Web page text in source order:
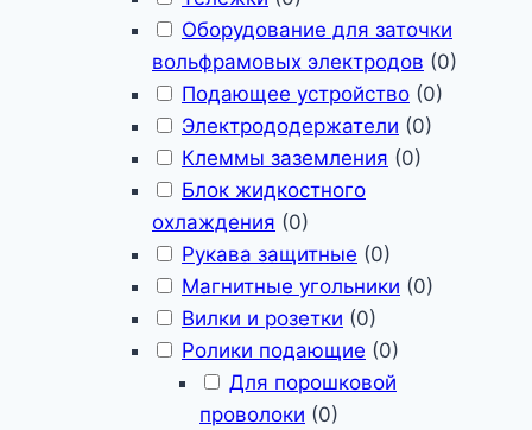
Оборудование для заточки
вольфрамовых электродов (0)
Подающее устройство (0)
Электрододержатели (0)
Клеммы заземления (0)
Блок жидкостного
охлаждения (0)
Рукава защитные (0)
Магнитные угольники (0)
Вилки и розетки (0)
Ролики подающие (0)
Для порошковой
проволоки (0)